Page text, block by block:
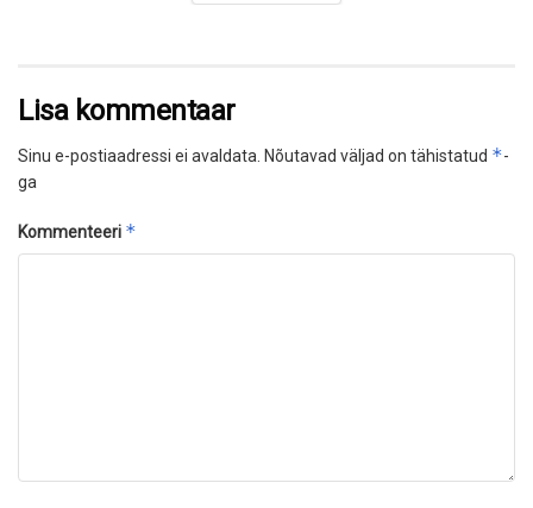
Lisa kommentaar
Sinu e-postiaadressi ei avaldata. Nõutavad väljad on tähistatud *-
ga
Kommenteeri *